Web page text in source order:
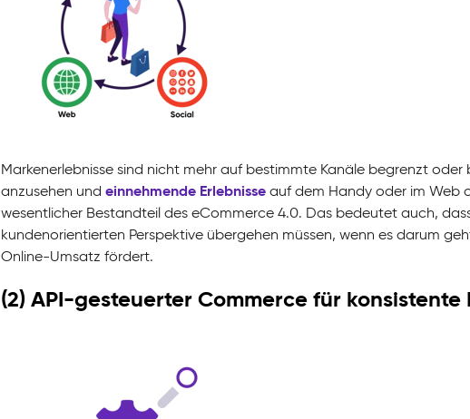
Markenerlebnisse sind nicht mehr auf bestimmte Kanäle begrenzt
anzusehen und einnehmende Erlebnisseauf dem Handy oder im Web
wesentlicher Bestandteil des eCommerce 4.0. Das bedeutet auch,
kundenorientierten Perspektive übergehen müssen, wenn es darum
Online-Umsatz fördert.
(2) API-gesteuerter Commercefür konsistente